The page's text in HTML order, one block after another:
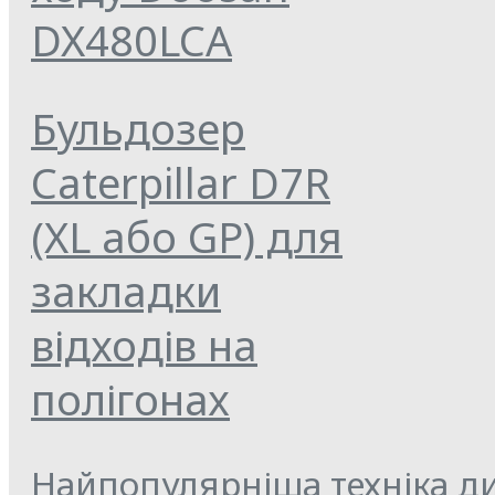
DX480LCA
Бульдозер
Caterpillar D7R
(XL або GP) для
закладки
відходів на
полігонах
Найпопулярніша техніка